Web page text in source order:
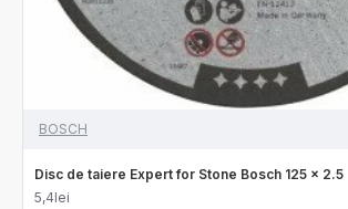
BOSCH
Disc de taiere Expert for Stone Bosch 125 x 2.5
5,4lei